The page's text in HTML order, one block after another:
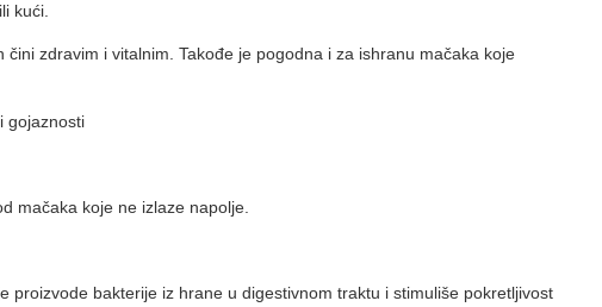
kući.
zdravim i vitalnim. Takođe je pogodna i za ishranu mačaka koje
gojaznosti
mačaka koje ne izlaze napolje.
bakterije iz hrane u digestivnom traktu i stimuliše pokretljivost